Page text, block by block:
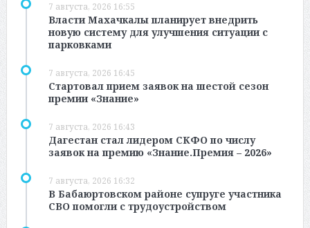
7 августа, 2026 16:55
Власти Махачкалы планирует внедрить
новую систему для улучшения ситуации с
парковками
7 августа, 2026 16:45
Стартовал прием заявок на шестой сезон
премии «Знание»
7 августа, 2026 16:43
Дагестан стал лидером СКФО по числу
заявок на премию «Знание.Премия – 2026»
7 августа, 2026 16:32
В Бабаюртовском районе супруге участника
СВО помогли с трудоустройством